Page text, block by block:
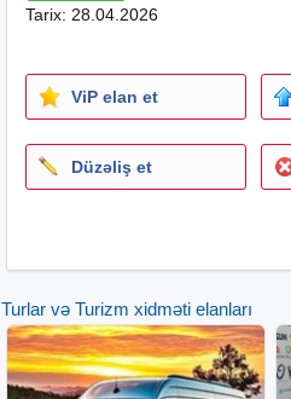
* Astronomiksaat
Təbiət Turu
* Tamara körpüsü
* Maxunceti şəlaləsi (25 AZN)
* Botanika bağı
* Dönmə çarx
* Rafting (50 Lari)
Trabzon & Uzungöl (+40 $)
Tarix: 28.04.2026
ViP elan et
Düzəliş et
Turlar və Turizm xidməti elanları